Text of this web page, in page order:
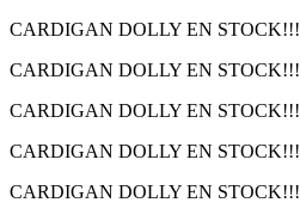
CARDIGAN DOLLY EN STOCK!!!
CARDIGAN DOLLY EN STOCK!!!
CARDIGAN DOLLY EN STOCK!!!
CARDIGAN DOLLY EN STOCK!!!
CARDIGAN DOLLY EN STOCK!!!